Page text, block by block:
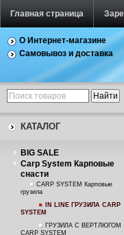
Главная страница
О Интернет-магазине
Самовывоз и доставка
КАТАЛОГ
BIG SALE
Carp System Карповые
снасти
CARP SYSTEM Карповые
грузила
IN LINE ГРУЗИЛА CARP
SYSTEM
ГРУЗИЛА С ВЕРТЛЮГОМ